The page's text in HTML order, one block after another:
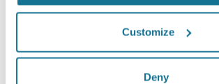
Customize
Deny
cryptés. Vos informations
sécurisées et privées